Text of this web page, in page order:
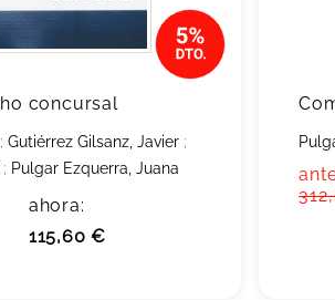
concursal
;Gutiérrez Gilsanz, Javier ;
; Pulgar Ezquerra, Juana
ahora:
115,60 €